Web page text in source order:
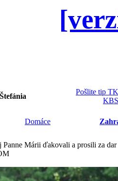
Štefánia
Pošlite tip TK
KBS
Domáce
Panne Márii ďakovali a prosili za